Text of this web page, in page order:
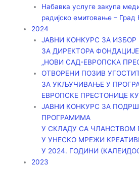
Набавка услуге закупа
радијско емитовање – Град
2024
ЈАВНИ КОНКУРС ЗА ИЗБОР
ЗА ДИРЕКТОРА ФОНДАЦИЈЕ
„НОВИ САД-ЕВРОПСКА
ОТВОРЕНИ ПОЗИВ
ЗА УКЉУЧИВАЊЕ У
ЕВРОПСКЕ ПРЕСТОНИЦЕ
ЈАВНИ КОНКУРС ЗА
ПРОГРАМИМА
У СКЛАДУ СА ЧЛАНСТВОМ
У УНЕСКО МРЕЖИ
У 2024. ГОДИНИ
2023